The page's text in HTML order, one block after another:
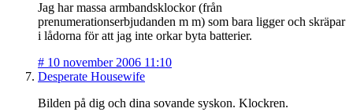
Jag har massa armbandsklockor (från
prenumerationserbjudanden m m) som bara ligger och skräpar
i lådorna för att jag inte orkar byta batterier.
# 10 november 2006 11:10
Desperate Housewife
Bilden på dig och dina sovande syskon. Klockren.